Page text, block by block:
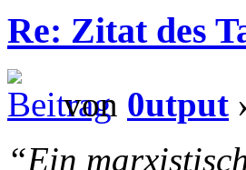
Re: Zitat des
von 0utput
“Ein